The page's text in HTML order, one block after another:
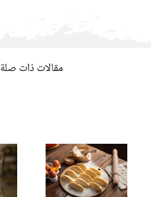
مقالات ذات صلة